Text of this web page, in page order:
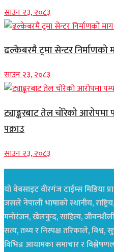
साउन २३, २०८३
ढल्केबरमै ट्रमा सेन्टर
साउन २३, २०८३
ट्याङ्करबाट तेल चोरेको
पक्राउ
साउन २३, २०८३
यो वेबसाइट वीरगंज टाईम्स मिडिया
जसले नेपाली भाषाको स्थानीय,
मनोरंजन, खेलकुद, साहित्य,
सत्य, तथ्य र निस्पक्ष तरिकाले, विश्व,
विभिन्न आयामका समाचार र